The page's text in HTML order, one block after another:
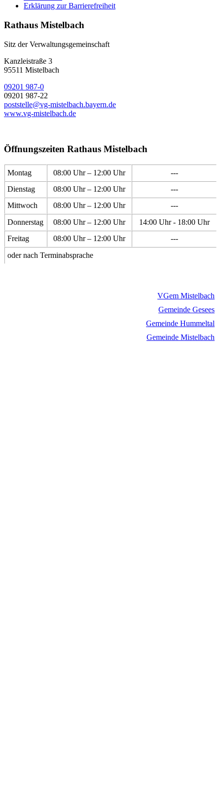
Erklärung zur Barrierefreiheit
Rathaus Mistelbach
Sitz der Verwaltungsgemeinschaft
Kanzleistraße 3
95511 Mistelbach
09201 987-0
09201 987-22
poststelle@vg-mistelbach.bayern.de
www.vg-mistelbach.de
Öffnungszeiten Rathaus Mistelbach
Montag 08:00 Uhr – 12:00 Uhr
---
Dienstag
08:00 Uhr – 12:00 Uhr
---
Mittwoch
08:00 Uhr – 12:00 Uhr
---
Donnerstag
08:00 Uhr – 12:00 Uhr
14:00 Uhr - 18:00 Uhr
Freitag
08:00 Uhr – 12:00 Uhr
---
oder nach Terminabsprache
VGem Mistelbach
Gemeinde Gesees
Gemeinde Hummeltal
Gemeinde Mistelbach